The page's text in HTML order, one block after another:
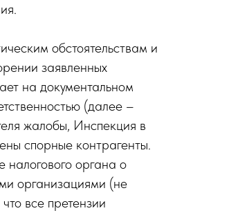
обстоятельствам и
заявленных
на документальном
(далее –
жалобы, Инспекция в
спорные контрагенты.
органа о
организациями (не
все претензии